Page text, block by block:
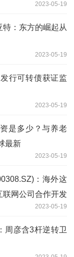
2023-05-19
：东方的崛起从
2023-05-19
行可转债获证监
2023-05-19
是多少？与养老
最新
2023-05-19
：海外这
联网公司合作开发
2023-05-19
周彦含3杆逆转卫